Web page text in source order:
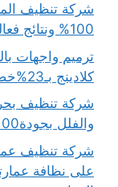
شركة تنظيف
100% ونتائج فعالة تواصل الان
كلادينج بـ23%خصم اتصل الان
شركة تنظيف
والفلل بجودة100% اتصل بنا
على نظافة